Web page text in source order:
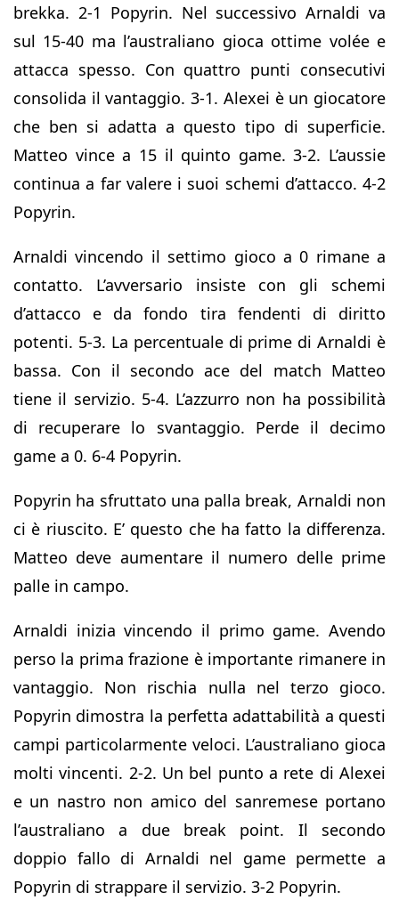
brekka. 2-1 Popyrin. Nel successivo Arnaldi va
sul 15-40 ma l’australiano gioca ottime volée e
attacca spesso. Con quattro punti consecutivi
consolida il vantaggio. 3-1. Alexei è un giocatore
che ben si adatta a questo tipo di superficie.
Matteo vince a 15 il quinto game. 3-2. L’aussie
continua a far valere i suoi schemi d’attacco. 4-2
Popyrin.
Arnaldi vincendo il settimo gioco a 0 rimane a
contatto. L’avversario insiste con gli schemi
d’attacco e da fondo tira fendenti di diritto
potenti. 5-3. La percentuale di prime di Arnaldi è
bassa. Con il secondo ace del match Matteo
tiene il servizio. 5-4. L’azzurro non ha possibilità
di recuperare lo svantaggio. Perde il decimo
game a 0. 6-4 Popyrin.
Popyrin ha sfruttato una palla break, Arnaldi non
ci è riuscito. E’ questo che ha fatto la differenza.
Matteo deve aumentare il numero delle prime
palle in campo.
Arnaldi inizia vincendo il primo game. Avendo
perso la prima frazione è importante rimanere in
vantaggio. Non rischia nulla nel terzo gioco.
Popyrin dimostra la perfetta adattabilità a questi
campi particolarmente veloci. L’australiano gioca
molti vincenti. 2-2. Un bel punto a rete di Alexei
e un nastro non amico del sanremese portano
l’australiano a due break point. Il secondo
doppio fallo di Arnaldi nel game permette a
Popyrin di strappare il servizio. 3-2 Popyrin.